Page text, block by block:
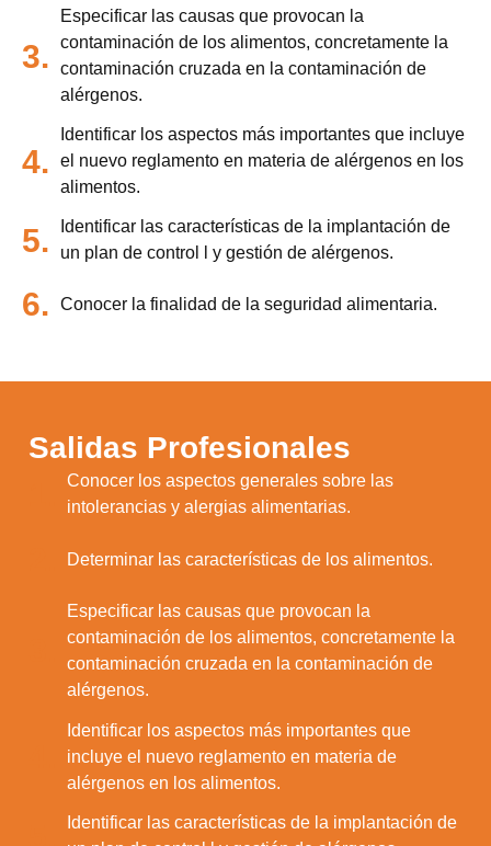
3.
Especificar las causas que provocan la
contaminación de los alimentos, concretamente la
contaminación cruzada en la contaminación de
alérgenos.
4.
Identificar los aspectos más importantes que incluye
el nuevo reglamento en materia de alérgenos en los
alimentos.
5.
Identificar las características de la implantación de
un plan de control l y gestión de alérgenos.
6. Conocer la finalidad de la seguridad alimentaria.
Salidas Profesionales
Conocer los aspectos generales sobre las
intolerancias y alergias alimentarias.
Determinar las características de los alimentos.
Especificar las causas que provocan la
contaminación de los alimentos, concretamente la
contaminación cruzada en la contaminación de
alérgenos.
Identificar los aspectos más importantes que
incluye el nuevo reglamento en materia de
alérgenos en los alimentos.
Identificar las características de la implantación de